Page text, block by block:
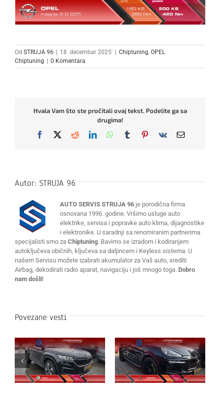
Od STRUJA 96 | 18. decembar 2025' | Chiptuning OPEL
Chiptuning | 0 Komentara
Hvala Vam što ste pročitali ovaj tekst. Podelite ga sa
drugima!
Facebook
X RedditLinkedInWhatsApp
TumblrPinterest
Vk Email
Autor: STRUJA 96
AUTO SERVIS STRUJA 96 je porodična firma
osnovana 1996. godine. Vršimo usluge auto
elektrike, servisa i popravke auto klima, dijagnostike
i elektronike. U saradnji sa renomiranim partnerima
specijalisti smo za Chiptuning. Bavimo se izradom i kodiranjem
autoključeva običnih, ključeva sa daljincem i Keyless sistema. U
našem Servisu možete izabrati akumulator za Vaš auto, srediti
Airbag, dekodirati radio aparat, navigaciju i još mnogo toga. Dobro
nam došli!
Povezane vesti